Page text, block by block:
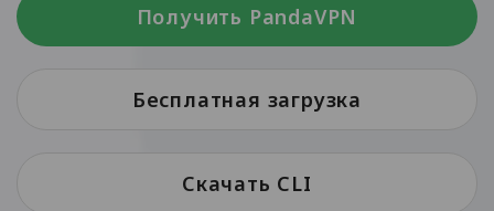
Получить PandaVPN
Бесплатная загрузка
Скачать CLI